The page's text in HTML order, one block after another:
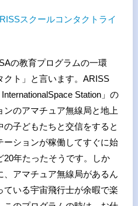
スクールコンタクトライ
の教育プログラムの一環
ト」と言います。 ARISS
Station」の
のアマチュア無線局と地上
子どもたちと交信をすると
ーションが稼働してすぐに始
20年たったそうです。しか
、アマチュア無線局があるん
いる宇宙飛行士が余暇で楽